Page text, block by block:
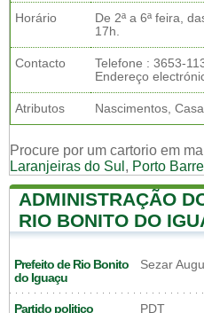
Horário
De 2ª a 6ª feira,
17h.
Contacto
Telefone : 3653-
Endereço
Atributos Nascimentos,
Procure por um cartorio em
Laranjeiras do Sul , Porto
ADMINISTRAÇÃO
RIO BONITO DO
Prefeito de Rio Bonito
do Iguaçu
Sezar
Partido politico PDT